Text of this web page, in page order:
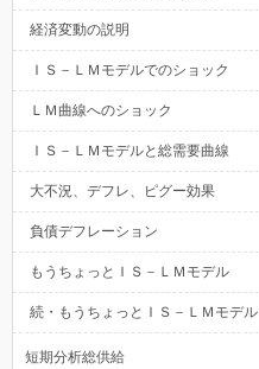
経済変動の説明
ＩＳ－ＬＭモデルでのショック
ＬＭ曲線へのショック
ＩＳ－ＬＭモデルと総需要曲線
大不況、デフレ、ピグー効果
負債デフレーション
もうちょっとＩＳ－ＬＭモデル
続・もうちょっとＩＳ－ＬＭモデル
短期分析総供給